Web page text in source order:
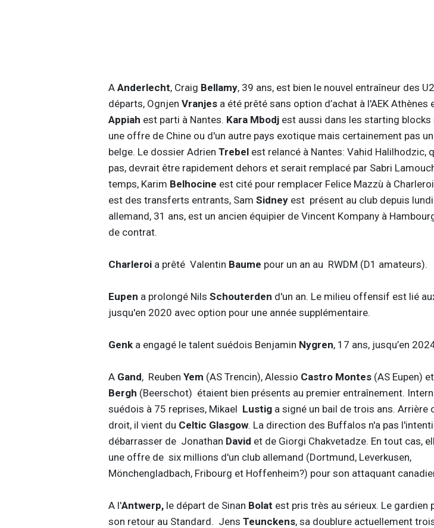
A Anderlecht, Craig Bellamy, 39 ans, est bien le nouvel entraîneur des
départs, Ognjen Vranjes a été prêté sans option d’achat à l'AEK Athènes
Appiah est parti à Nantes. Kara Mbodjest aussi dans les starting blocks
une offre de Chine ou d'un autre pays exotique mais certainement pas
belge. Le dossier Adrien Trebel est relancé à Nantes: Vahid Halilhodzic,
pas, devrait être rapidement dehors et serait remplacé par Sabri
temps, Karim Belhocine est cité pour remplacer Felice Mazzù à
est des transferts entrants, Sam Sidney est présent au club depuis
allemand, 31 ans, est un ancien équipier de Vincent Kompany à
de contrat.
Charleroia prêté Valentin Baume pour un an au RWDM (D1 amateurs).
Eupen a prolongé Nils Schouterden d'un an. Le milieu offensif est lié
jusqu'en 2020 avec option pour une année supplémentaire.
Genk a engagé le talent suédois Benjamin Nygren, 17 ans, jusqu’en
A Gand, Reuben Yem (AS Trencin), Alessio Castro Montes(AS Eupen)
Bergh (Beerschot) étaient bien présents au premier entraînement.
suédois à 75 reprises, Mikael Lustig a signé un bail de trois ans. Arrière
droit, il vient du Celtic Glasgow. La direction des Buffalos n'a pas
débarrasser de Jonathan David et de Giorgi Chakvetadze. En tout cas,
une offre de six millions d'un club allemand (Dortmund, Leverkusen,
Mönchengladbach, Fribourg et Hoffenheim?) pour son attaquant
A l'Antwerp,le départ de Sinan Bolat est pris très au sérieux. Le gardien
son retour au Standard. Jens Teunckens, sa doublure actuellement